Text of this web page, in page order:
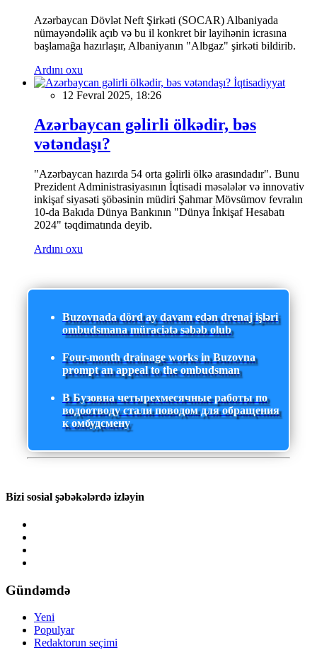
Azərbaycan Dövlət Neft Şirkəti (SOCAR) Albaniyada
nümayəndəlik açıb və bu il konkret bir layihənin icrasına
başlamağa hazırlaşır, Albaniyanın "Albgaz" şirkəti bildirib.
Ardını oxu
İqtisadiyyat
12 Fevral 2025, 18:26
Azərbaycan gəlirli ölkədir, bəs
vətəndaşı?
"Azərbaycan hazırda 54 orta gəlirli ölkə arasındadır". Bunu
Prezident Administrasiyasının İqtisadi məsələlər və innovativ
inkişaf siyasəti şöbəsinin müdiri Şahmar Mövsümov fevralın
10-da Bakıda Dünya Bankının "Dünya İnkişaf Hesabatı
2024" təqdimatında deyib.
Ardını oxu
Buzovnada dörd ay davam edən drenaj işləri
ombudsmana müraciətə səbəb olub
Four-month drainage works in Buzovna
prompt an appeal to the ombudsman
В Бузовна четырехмесячные работы по
водоотводу стали поводом для обращения
к омбудсмену
Bizi sosial şəbəkələrdə izləyin
Gündəmdə
Yeni
Populyar
Redaktorun seçimi